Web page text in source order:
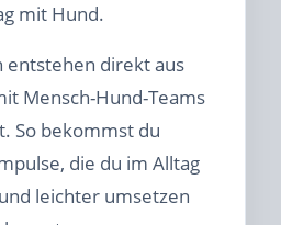
mit Hund.
entstehen direkt aus
Mensch-Hund-Teams
So bekommst du
die du im Alltag
leichter umsetzen